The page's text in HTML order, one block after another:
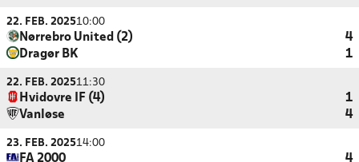
22. FEB. 202510:00
Nørrebro United (2)
4
Dragør BK
1
22. FEB. 202511:30
Hvidovre IF (4)
1
Vanløse
4
23. FEB. 202514:00
FA 2000
4